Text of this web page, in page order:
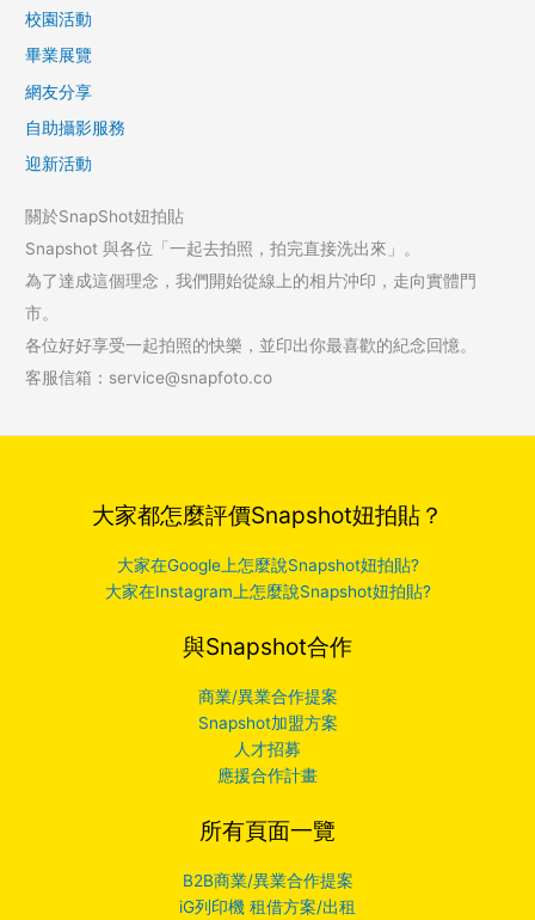
校園活動
畢業展覽
網友分享
自助攝影服務
迎新活動
關於SnapShot妞拍貼
Snapshot 與各位「一起去拍照，拍完直接洗出來」。
為了達成這個理念，我們開始從線上的相片沖印，走向實體門
市。
各位好好享受一起拍照的快樂，並印出你最喜歡的紀念回憶。
客服信箱：service@snapfoto.co
大家都怎麼評價Snapshot妞拍貼？
大家在Google上怎麼說Snapshot妞拍貼?
大家在Instagram上怎麼說Snapshot妞拍貼?
與Snapshot合作
商業/異業合作提案
Snapshot加盟方案
人才招募
應援合作計畫
所有頁面一覽
B2B商業/異業合作提案
iG列印機 租借方案/出租